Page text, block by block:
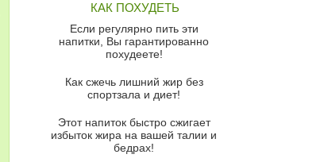
красного перца
Парижский луковый суп
Суп из спаржи и горошка с
Суп-крем из цветной капусты
Французский луковый суп
Суп из баклажанов с моцареллой
КАК ПОХУДЕТЬ
Если регулярно пить эти
напитки, Вы гарантированно
похудеете!
Как сжечь лишний жир без
спортзала и диет!
Этот напиток быстро сжигает
избыток жира на вашей талии и
бедрах!